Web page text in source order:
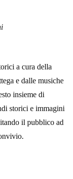
a cura della
e dalle musiche
insieme di
storici e immagini
il pubblico ad